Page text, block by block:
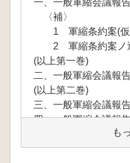
一、一般軍縮会議報
〈補〉
1 軍縮条約案(仮
2 軍縮条約案ノ
(以上第一巻)
二、一般軍縮会議報
(以上第二巻)
三、一般軍縮会議報
四、一般軍縮会議報
1 軍備縮小会議準
も